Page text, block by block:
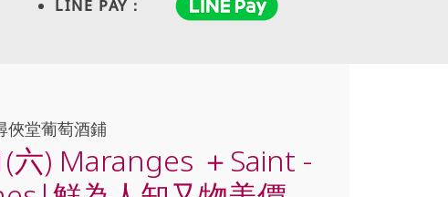
LINE PAY：
俠堂葡萄酒鋪
六) Maranges ＋Saint -